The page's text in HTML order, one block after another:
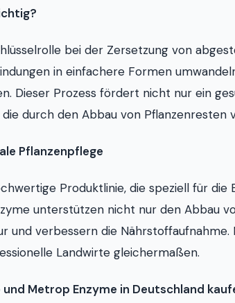
bei der Zersetzung von
in einfachere Formen
Dieser Prozess fördert nicht nur ein
die durch den Abbau von
Pflanzenpflege
Produktlinie, die speziell für
unterstützen nicht nur den Abbau
und verbessern die
Landwirte gleichermaßen.
und Metrop Enzyme in Deutschland